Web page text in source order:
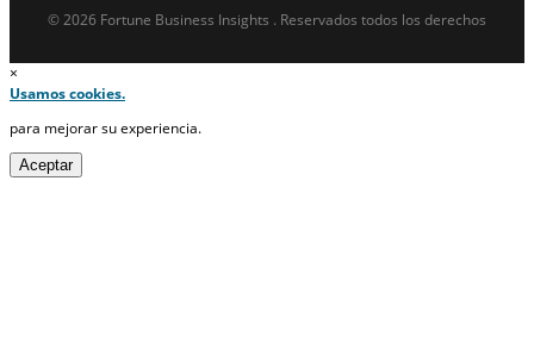
© 2026 Fortune Business Insights . Reservados todos los derechos
×
Usamos cookies.
para mejorar su experiencia.
Aceptar